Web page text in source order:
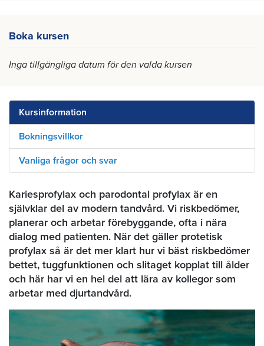
Boka kursen
Inga tillgängliga datum för den valda kursen
Kursinformation
Bokningsvillkor
Vanliga frågor och svar
Kariesprofylax och parodontal profylax är en
självklar del av modern tandvård. Vi riskbedömer,
planerar och arbetar förebyggande, ofta i nära
dialog med patienten. När det gäller protetisk
profylax så är det mer klart hur vi bäst riskbedömer
bettet, tuggfunktionen och slitaget kopplat till ålder
och här har vi en hel del att lära av kollegor som
arbetar med djurtandvård.